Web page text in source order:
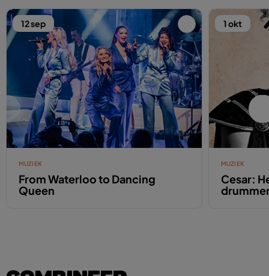
12 sep
MUZIEK
From Waterloo to Dancing
Queen
1 okt
MUZIEK
Cesar: